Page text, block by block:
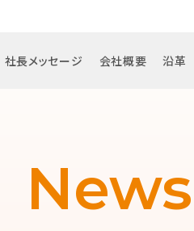
社長メッセージ 会社概要 沿革